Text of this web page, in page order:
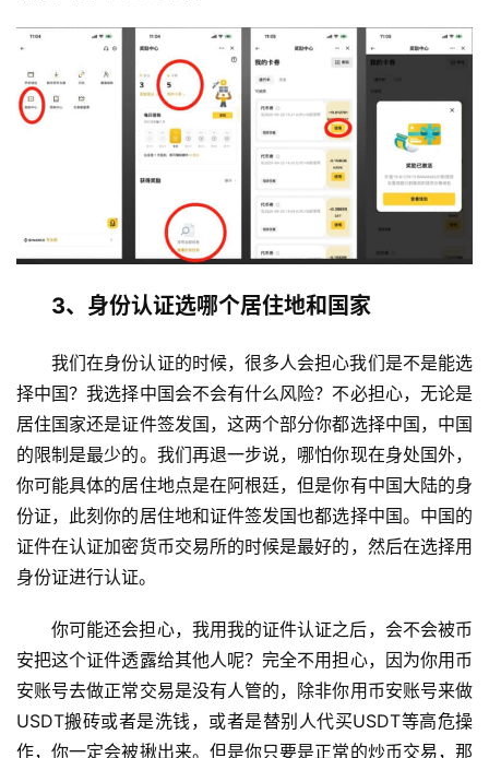
3、身份认证选哪个居住地和国家
我们在身份认证的时候，很多人会担心我们是不是能选
择中国？我选择中国会不会有什么风险？不必担心，无论是
居住国家还是证件签发国，这两个部分你都选择中国，中国
的限制是最少的。我们再退一步说，哪怕你现在身处国外，
你可能具体的居住地点是在阿根廷，但是你有中国大陆的身
份证，此刻你的居住地和证件签发国也都选择中国。中国的
证件在认证加密货币交易所的时候是最好的，然后在选择用
身份证进行认证。
你可能还会担心，我用我的证件认证之后，会不会被币
安把这个证件透露给其他人呢？完全不用担心，因为你用币
安账号去做正常交易是没有人管的，除非你用币安账号来做
USDT搬砖或者是洗钱，或者是替别人代买USDT等高危操
作，你一定会被揪出来。但是你只要是正常的炒币交易，那